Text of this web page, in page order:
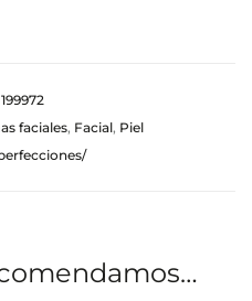
199972
faciales, Facial, Piel